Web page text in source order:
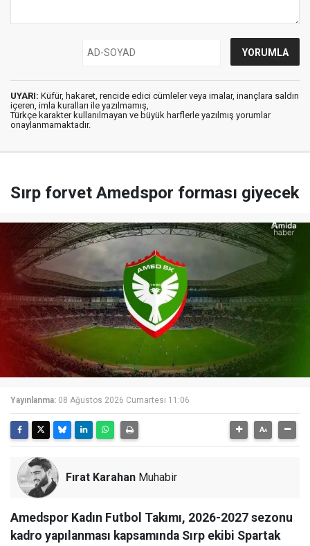
UYARI: Küfür, hakaret, rencide edici cümleler veya imalar, inançlara saldırı
içeren, imla kuralları ile yazılmamış,
Türkçe karakter kullanılmayan ve büyük harflerle yazılmış yorumlar
onaylanmamaktadır.
Sırp forvet Amedspor forması giyecek
Yayınlanma: 08 Ağustos 2026 Cumartesi 11:06
Fırat Karahan Muhabir
Amedspor Kadın Futbol Takımı, 2026-2027 sezonu
kadro yapılanması kapsamında Sırp ekibi Spartak